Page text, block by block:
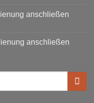
anschließen
anschließen